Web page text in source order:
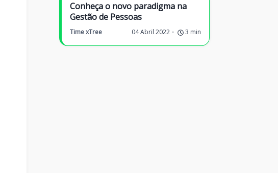
Conheça o novo paradigma na
Gestão de Pessoas
Time xTree 04 Abril 2022 3 min